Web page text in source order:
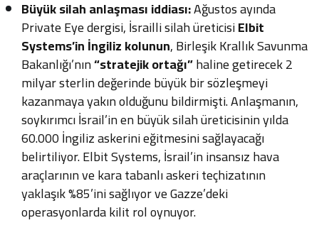
Büyük silah anlaşması iddiası:Ağustos ayında
Private Eye dergisi, İsrailli silah üreticisiElbit
Systems’in İngiliz kolunun, Birleşik Krallık Savunma
Bakanlığı’nın“stratejik ortağı”haline getirecek 2
milyar sterlin değerinde büyük bir sözleşmeyi
kazanmaya yakın olduğunu bildirmişti. Anlaşmanın,
soykırımcı İsrail’in en büyük silah üreticisinin yılda
60.000 İngiliz askerini eğitmesini sağlayacağı
belirtiliyor. Elbit Systems, İsrail’in insansız hava
araçlarının ve kara tabanlı askeri teçhizatının
yaklaşık %85’ini sağlıyor ve Gazze’deki
operasyonlarda kilit rol oynuyor.